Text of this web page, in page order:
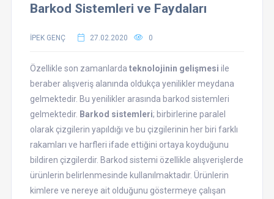
Barkod Sistemleri ve Faydaları
İPEK GENÇ 27.02.2020 0
Özellikle son zamanlarda teknolojinin gelişmesi ile
beraber alışveriş alanında oldukça yenilikler meydana
gelmektedir. Bu yenilikler arasında barkod sistemleri
gelmektedir. Barkod sistemleri; birbirlerine paralel
olarak çizgilerin yapıldığı ve bu çizgilerinin her biri farklı
rakamları ve harfleri ifade ettiğini ortaya koyduğunu
bildiren çizgilerdir. Barkod sistemi özellikle alışverişlerde
ürünlerin belirlenmesinde kullanılmaktadır. Ürünlerin
kimlere ve nereye ait olduğunu göstermeye çalışan